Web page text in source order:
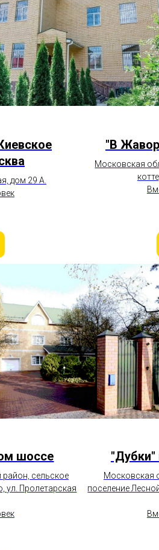
дом 29 А.
"В
Московская
шоссе
сельское
ул. Пролетарская
"Дубки"
Московская
поселение